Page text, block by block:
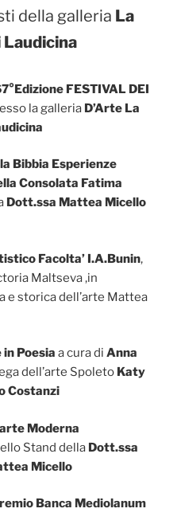
della galleria La
FESTIVAL DEI
la galleria D’Arte La
la Bibbia Esperienze
Consolata Fatima
Dott.ssa Mattea Micello
Facolta’ I.A.Bunin,
Maltseva ,in
e storica dell’arte Mattea
Poesia a cura di Anna
dell’arte Spoleto Katy
Costanzi
Moderna
Stand della Dott.ssa
Micello
Banca Mediolanum